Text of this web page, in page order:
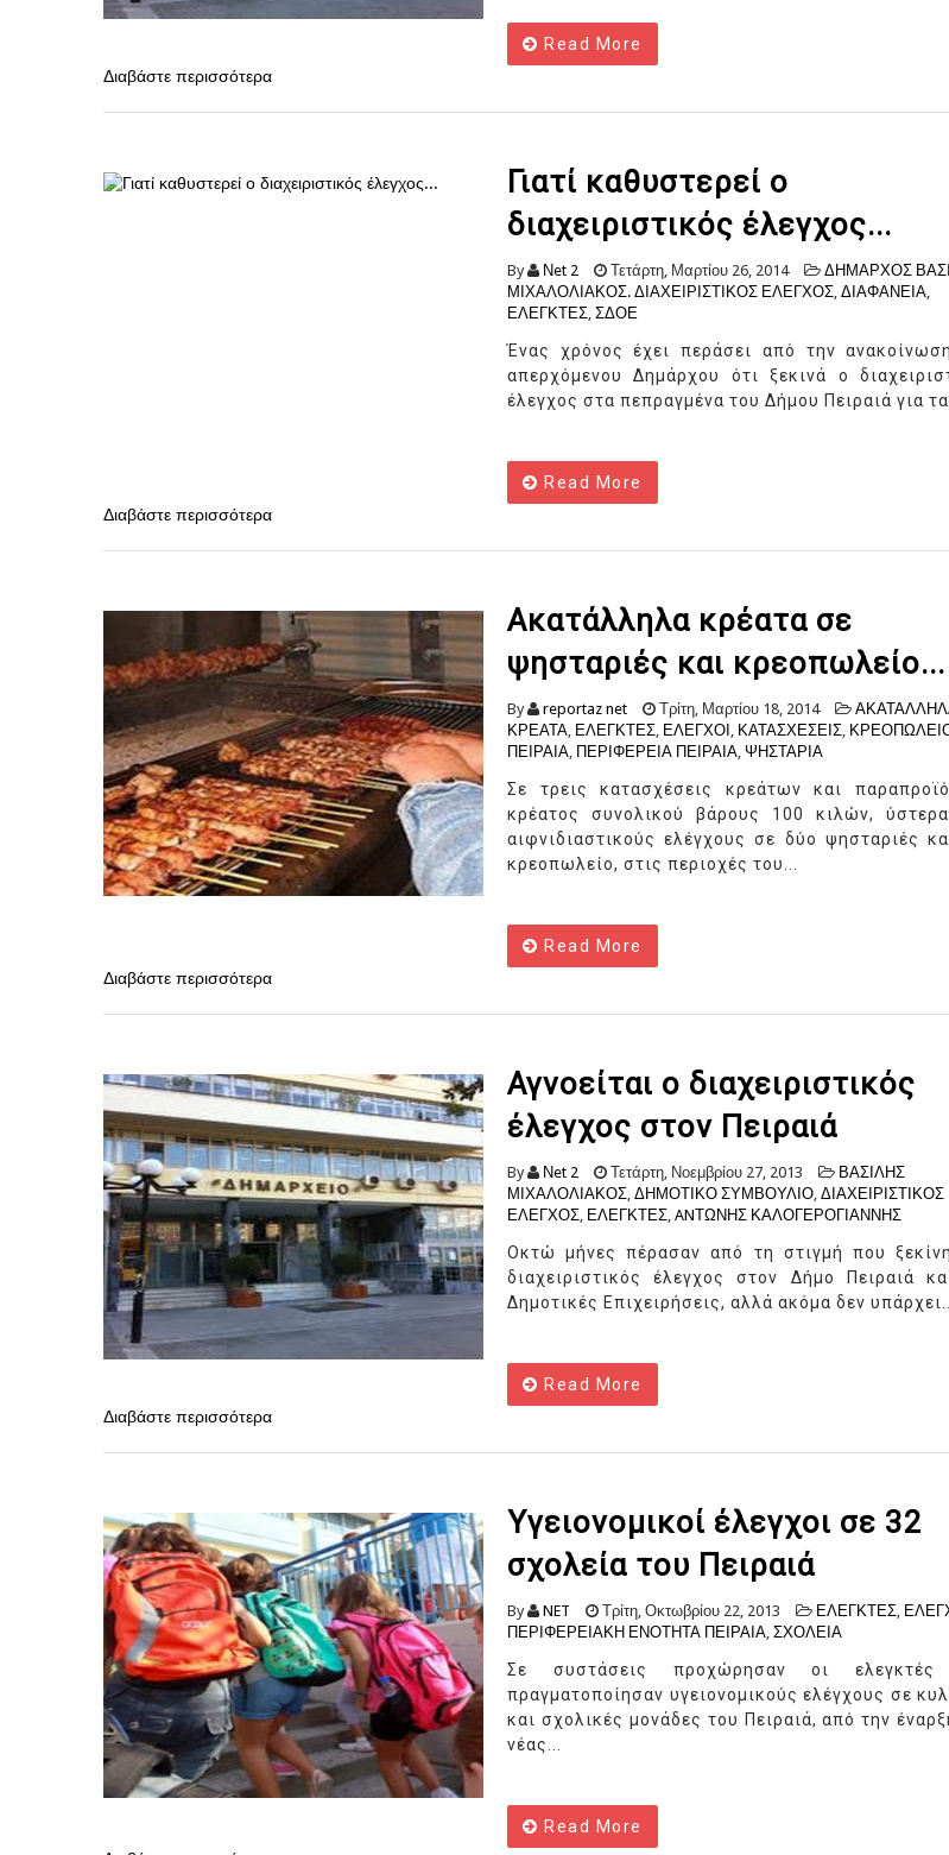
Read More
Διαβάστε περισσότερα
Γιατί καθυστερεί ο
διαχειριστικός έλεγχος...
By Νet 2 Τετάρτη, Μαρτίου 26, 2014
ΔΗΜΑΡΧΟΣ
ΜΙΧΑΛΟΛΙΑΚΟΣ. ΔΙΑΧΕΙΡΙΣΤΙΚΟΣ ΕΛΕΓΧΟΣ, ΔΙΑΦΑΝΕΙΑ,
ΕΛΕΓΚΤΕΣ, ΣΔΟΕ
Ένας χρόνος έχει περάσει από την
απερχόμενου Δημάρχου ότι ξεκινά ο
έλεγχος στα πεπραγμένα του Δήμου Πειραιά για τα
Read More
Διαβάστε περισσότερα
Ακατάλληλα κρέατα σε
ψησταριές και κρεοπωλείο...
By reportaz net Τρίτη, Μαρτίου 18, 2014
ΚΡΕΑΤΑ, ΕΛΕΓΚΤΕΣ, ΕΛΕΓΧΟΙ , ΚΑΤΑΣΧΕΣΕΙΣ,
ΠΕΙΡΑΙΑ, ΠΕΡΙΦΕΡΕΙΑ ΠΕΙΡΑΙΑ, ΨΗΣΤΑΡΙΑ
Σε τρεις κατασχέσεις κρεάτων και
κρέατος συνολικού βάρους 100 κιλών,
αιφνιδιαστικούς ελέγχους σε δύο ψησταριές
κρεοπωλείο, στις περιοχές του...
Read More
Διαβάστε περισσότερα
Αγνοείται ο διαχειριστικός
έλεγχος στον Πειραιά
By Νet 2 Τετάρτη, Νοεμβρίου 27, 2013
ΒΑΣΙΛΗΣ
ΜΙΧΑΛΟΛΙΑΚΟΣ, ΔΗΜΟΤΙΚΟ ΣΥΜΒΟΥΛΙΟ, ΔΙΑΧΕΙΡΙΣΤΙΚΟΣ
ΕΛΕΓΧΟΣ, ΕΛΕΓΚΤΕΣ, ANΤΩΝΗΣ ΚΑΛΟΓΕΡΟΓΙΑΝΝΗΣ
Οκτώ μήνες πέρασαν από τη στιγμή που
διαχειριστικός έλεγχος στον Δήμο Πειραιά
Δημοτικές Επιχειρήσεις, αλλά ακόμα δεν
Read More
Διαβάστε περισσότερα
Υγειονομικοί έλεγχοι σε 32
σχολεία του Πειραιά
By NET Τρίτη, Οκτωβρίου 22, 2013 ΕΛΕΓΚΤΕΣ,
ΠΕΡΙΦΕΡΕΙΑΚΗ ΕΝΟΤΗΤΑ ΠΕΙΡΑΙΑ, ΣΧΟΛΕΙΑ
Σε συστάσεις προχώρησαν οι
πραγματοποίησαν υγειονομικούς ελέγχους σε
και σχολικές μονάδες του Πειραιά, από την
νέας...
Read More